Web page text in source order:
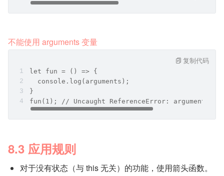
不能使用 arguments 变量
let fun = () => {
  console.log(arguments);
}
fun(1); // Uncaught ReferenceError: arguments
复制代码
8.3 应用规则
对于没有状态（与 this 无关）的功能，使用箭头函数。